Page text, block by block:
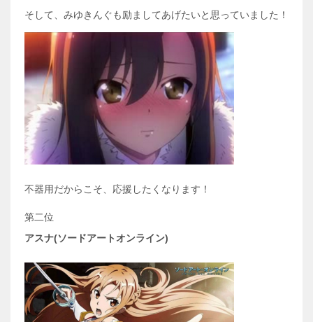
そして、みゆきんぐも励ましてあげたいと思っていました！
不器用だからこそ、応援したくなります！
第二位
アスナ(ソードアートオンライン)